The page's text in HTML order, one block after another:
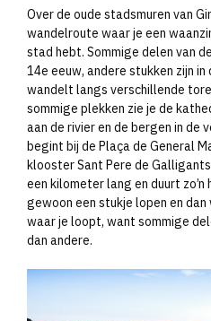
Over de oude stadsmuren van
wandelroute waar je een
stad hebt. Sommige delen van
14e eeuw, andere stukken zijn
wandelt langs verschillende
sommige plekken zie je de
aan de rivier en de bergen in de
begint bij de Plaça de General
klooster Sant Pere de
een kilometer lang en duurt
gewoon een stukje lopen en
waar je loopt, want sommige
dan andere.